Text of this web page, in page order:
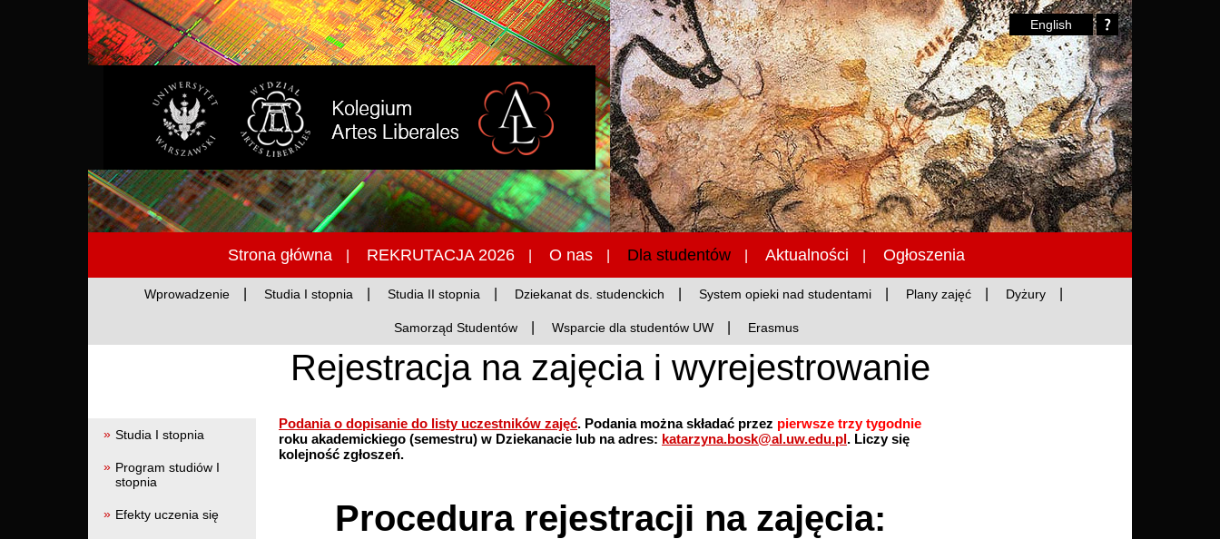
Przejdź do treści
English
Strona główna REKRUTACJA 2026 O nas Dla studentów
Wprowadzenie Studia I stopnia Studia II stopnia Dziekanat ds. studenckich System opieki nad studentami Plany zajęć Dyżury
Samorząd Studentów Wsparcie dla studentów UW Erasmus
Aktualności Ogłoszenia
Studia I stopnia
Program studiów I
stopnia
Efekty uczenia się
Rejestracja na zajęcia i wyrejestrowanie
Podania o dopisanie do listy uczestników zajęć. Podania można składać przez pierwsze trzy tygodnie
roku akademickiego (semestru) w Dziekanacie lub na adres: katarzyna.bosk@al.uw.edu.pl. Liczy się
kolejność zgłoszeń.
Procedura rejestracji na zajęcia: